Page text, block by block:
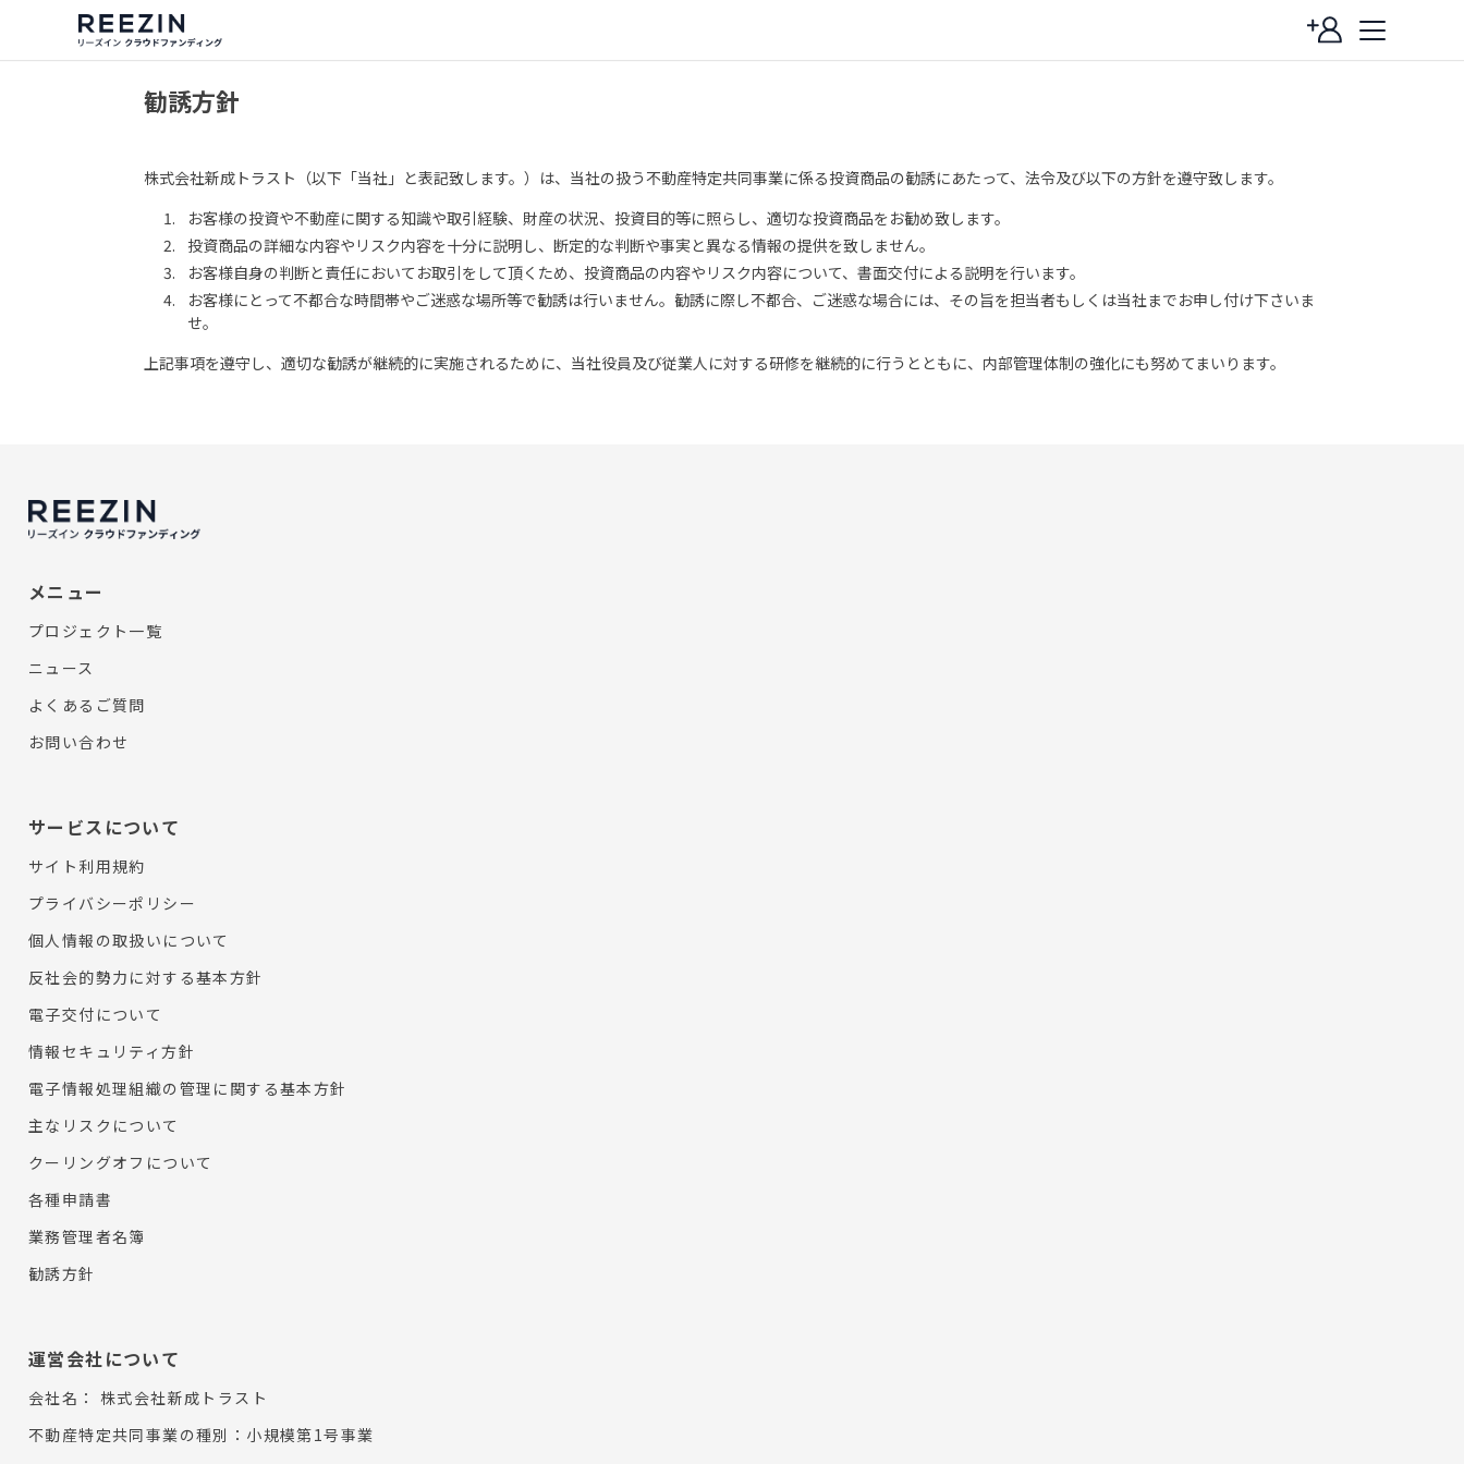
勧誘方針
株式会社新成トラスト（以下「当社」と表記致します。）は、当社の扱う不動産特定共同事業に係る投資商品の勧誘にあたって、法令及び以下の方針を遵守致します。
お客様の投資や不動産に関する知識や取引経験、財産の状況、投資目的等に照らし、適切な投資商品をお勧め致します。
投資商品の詳細な内容やリスク内容を十分に説明し、断定的な判断や事実と異なる情報の提供を致しません。
お客様自身の判断と責任においてお取引をして頂くため、投資商品の内容やリスク内容について、書面交付による説明を行います。
お客様にとって不都合な時間帯やご迷惑な場所等で勧誘は行いません。勧誘に際し不都合、ご迷惑な場合には、その旨を担当者もしくは当社までお申し付け下さいま
せ。
上記事項を遵守し、適切な勧誘が継続的に実施されるために、当社役員及び従業人に対する研修を継続的に行うとともに、内部管理体制の強化にも努めてまいります。
メニュー
プロジェクト一覧
ニュース
よくあるご質問
お問い合わせ
サービスについて
サイト利用規約
プライバシーポリシー
個人情報の取扱いについて
反社会的勢力に対する基本方針
電子交付について
情報セキュリティ方針
電子情報処理組織の管理に関する基本方針
主なリスクについて
クーリングオフについて
各種申請書
業務管理者名簿
勧誘方針
運営会社について
会社名： 株式会社新成トラスト
不動産特定共同事業の種別：小規模第1号事業